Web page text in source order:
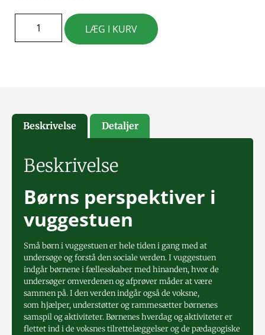
LÆG I KURV
Beskrivelse Detaljer
Beskrivelse
Børns perspektiver i
vuggestuen
Små børn i vuggestuen er hele tiden i gang med at
undersøge og forstå den sociale verden. I vuggestuen
indgår børnene i fællesskaber med hinanden, hvor de
undersøger omverdenen og afprøver måder at være
sammen på. I den verden indgår også de voksne,
som hjælper, understøtter og rammesætter børnenes
samspil og aktiviteter. Børnenes hverdag og aktiviteter er
flettet ind i de voksnes tilrettelæggelser og de pædagogiske